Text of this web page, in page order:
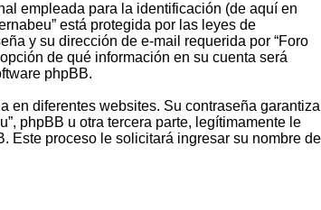
empleada para la identificación (de aquí en
está protegida por las leyes de
y su dirección de e-mail requerida por “Foro
de qué información en su cuenta será
phpBB.
en diferentes websites. Su contraseña garantiza
phpBB u otra tercera parte, legítimamente le
Este proceso le solicitará ingresar su nombre de